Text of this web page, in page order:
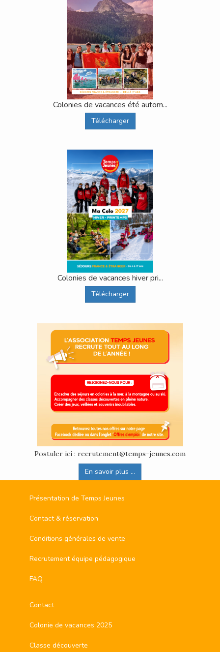
Colonies de vacances été autom...
Télécharger
Colonies de vacances hiver pri...
Télécharger
Postuler ici : recrutement@temps-jeunes.com
En savoir plus ...
Présentation de Temps Jeunes
Contact & réservation
Conditions générales de vente
Recrutement équipe pédagogique
FAQ
Contact
Colonie de vacances 2025
Classe découverte